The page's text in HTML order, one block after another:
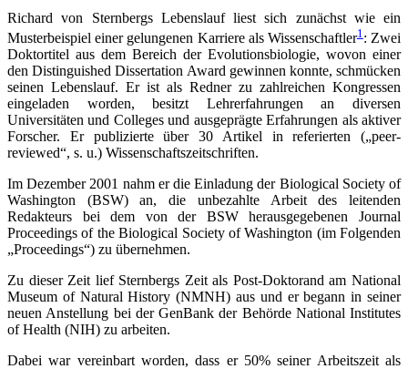
Richard von Sternbergs Lebenslauf liest sich zunächst wie ein
Musterbeispiel einer gelungenen Karriere als Wissenschaftler1: Zwei
Doktortitel aus dem Bereich der Evolutionsbiologie, wovon einer
den Distinguished Dissertation Award gewinnen konnte, schmücken
seinen Lebenslauf. Er ist als Redner zu zahlreichen Kongressen
eingeladen worden, besitzt Lehrerfahrungen an diversen
Universitäten und Colleges und ausgeprägte Erfahrungen als aktiver
Forscher. Er publizierte über 30 Artikel in referierten („peer-
reviewed“, s. u.) Wissenschaftszeitschriften.
Im Dezember 2001 nahm er die Einladung der Biological Society of
Washington (BSW) an, die unbezahlte Arbeit des leitenden
Redakteurs bei dem von der BSW herausgegebenen Journal
Proceedings of the Biological Society of Washington (im Folgenden
„Proceedings“) zu übernehmen.
Zu dieser Zeit lief Sternbergs Zeit als Post-Doktorand am National
Museum of Natural History (NMNH) aus und er begann in seiner
neuen Anstellung bei der GenBank der Behörde National Institutes
of Health (NIH) zu arbeiten.
Dabei war vereinbart worden, dass er 50% seiner Arbeitszeit als